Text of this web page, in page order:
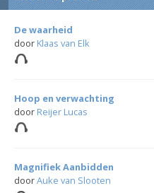
De waarheid
door Klaas van Elk
Hoop en verwachting
door Reijer Lucas
Magnifiek Aanbidden
doorAuke van Slooten